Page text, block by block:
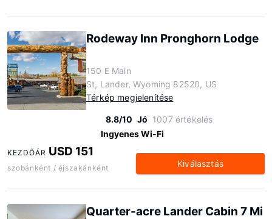
Rodeway Inn Pronghorn Lodge
150 E Main
St, Lander, Wyoming 82520, US
Térkép megjelenítése
8.8/10 Jó 1007 értékelés
Ingyenes Wi-Fi
KEZDŐÁR USD 151
szobánként / éjszakánként Kiválasztás
Quarter-acre Lander Cabin 7 Mi